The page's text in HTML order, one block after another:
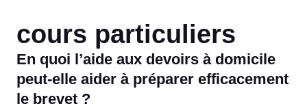
cours particuliers
En quoi l’aide aux devoirs à domicile
peut-elle aider à préparer efficacement
le brevet ?